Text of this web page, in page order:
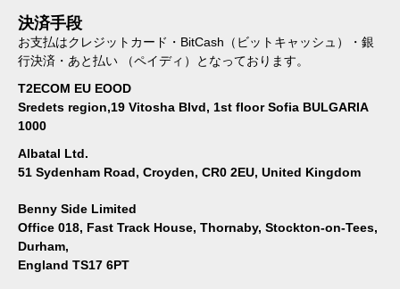
決済手段
お支払はクレジットカード・BitCash（ビットキャッシュ）・銀
行決済・あと払い （ペイディ）となっております。
T2ECOM EU EOOD
Sredets region,19 Vitosha Blvd, 1st floor Sofia BULGARIA
1000
Albatal Ltd.
51 Sydenham Road, Croyden, CR0 2EU, United Kingdom
Benny Side Limited
Office 018, Fast Track House, Thornaby, Stockton-on-Tees,
Durham,
England TS17 6PT